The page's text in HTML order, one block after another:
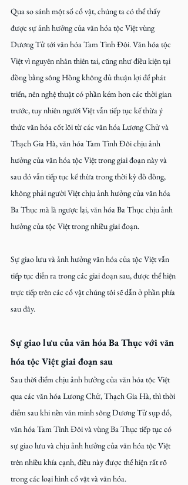
Qua so sánh một số cổ vật, chúng ta có thể thấy
được sự ảnh hưởng của văn hóa tộc Việt vùng
Dương Tử tới văn hóa Tam Tinh Đôi. Văn hóa tộc
Việt vì nguyên nhân thiên tai, cũng như điều kiện tại
đồng bằng sông Hồng không đủ thuận lợi để phát
triển, nên nghệ thuật có phần kém hơn các thời gian
trước, tuy nhiên người Việt vẫn tiếp tục kế thừa ý
thức văn hóa cốt lõi từ các văn hóa Lương Chử và
Thạch Gia Hà, văn hóa Tam Tinh Đôi chịu ảnh
hưởng của văn hóa tộc Việt trong giai đoạn này và
sau đó vẫn tiếp tục kế thừa trong thời kỳ đồ đồng,
không phải người Việt chịu ảnh hưởng của văn hóa
Ba Thục mà là ngược lại, văn hóa Ba Thục chịu ảnh
hưởng của tộc Việt trong nhiều giai đoạn.
Sự giao lưu và ảnh hưởng văn hóa của tộc Việt vẫn
tiếp tục diễn ra trong các giai đoạn sau, được thể hiện
trực tiếp trên các cổ vật chúng tôi sẽ dẫn ở phần phía
sau đây.
Sự giao lưu của văn hóa Ba Thục với văn
hóa tộc Việt giai đoạn sau
Sau thời điểm chịu ảnh hưởng của văn hóa tộc Việt
qua các văn hóa Lương Chử, Thạch Gia Hà, thì thời
điểm sau khi nền văn minh sông Dương Tử sụp đổ,
văn hóa Tam Tinh Đôi và vùng Ba Thục tiếp tục có
sự giao lưu và chịu ảnh hưởng của văn hóa tộc Việt
trên nhiều khía cạnh, điều này được thể hiện rất rõ
trong các loại hình cổ vật và văn hóa.